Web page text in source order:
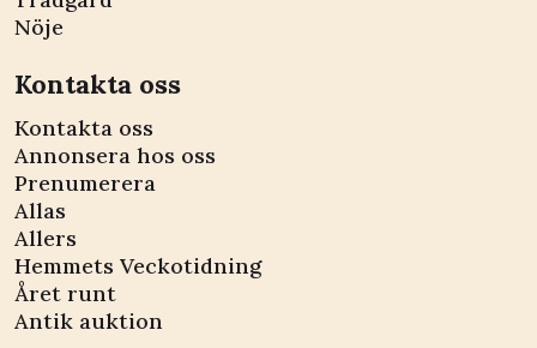
Nöje
Kontakta oss
Kontakta oss
Annonsera hos oss
Prenumerera
Allas
Allers
Hemmets Veckotidning
Året runt
Antik auktion